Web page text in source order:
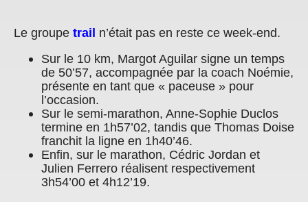
Le groupe trail n’était pas en reste ce week-end.
Sur le 10 km, Margot Aguilar signe un temps
de 50’57, accompagnée par la coach Noémie,
présente en tant que « paceuse » pour
l’occasion.
Sur le semi-marathon, Anne-Sophie Duclos
termine en 1h57’02, tandis que Thomas Doise
franchit la ligne en 1h40’46.
Enfin, sur le marathon, Cédric Jordan et
Julien Ferrero réalisent respectivement
3h54’00 et 4h12’19.